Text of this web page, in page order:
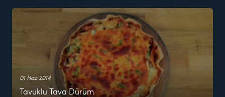
01 Haz 2014
Tavuklu Tava Dürüm